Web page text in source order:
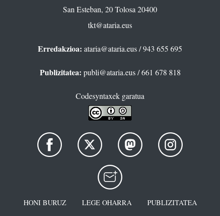
San Esteban, 20 Tolosa 20400
tkt@ataria.eus
Erredakzioa: ataria@ataria.eus/ 943 655 695
Publizitatea: publi@ataria.eus/ 661 678 818
Codesyntaxek garatua
HONI BURUZ LEGE OHARRA
PUBLIZITATEA